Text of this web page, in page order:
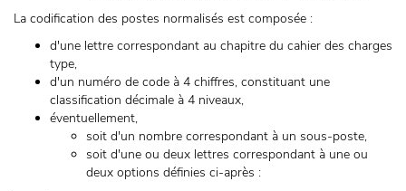
La codification des postes normalisés est composée :
d'une lettre correspondant au chapitre du cahier des charges
type,
d'un numéro de code à 4 chiffres, constituant une
classification décimale à 4 niveaux,
éventuellement,
soit d'un nombre correspondant à un sous-poste,
soit d'une ou deux lettres correspondant à une ou
deux options définies ci-après :